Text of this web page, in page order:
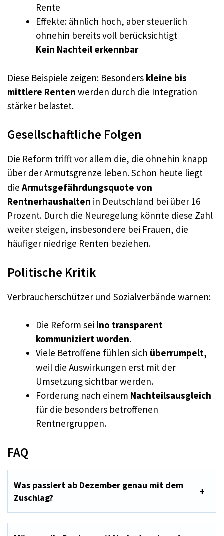
Rente
Effekte: ähnlich hoch, aber steuerlich
ohnehin bereits voll berücksichtigt
Kein Nachteil erkennbar
Diese Beispiele zeigen: Besonders kleine bis
mittlere Renten werden durch die Integration
stärker belastet.
Gesellschaftliche Folgen
Die Reform trifft vor allem die, die ohnehin knapp
über der Armutsgrenze leben. Schon heute liegt
die Armutsgefährdungsquote von
Rentnerhaushalten in Deutschland bei über 16
Prozent. Durch die Neuregelung könnte diese Zahl
weiter steigen, insbesondere bei Frauen, die
häufiger niedrige Renten beziehen.
Politische Kritik
Verbraucherschützer und Sozialverbände warnen:
Die Reform sei ino transparent
kommuniziert worden.
Viele Betroffene fühlen sich überrumpelt,
weil die Auswirkungen erst mit der
Umsetzung sichtbar werden.
Forderung nach einem Nachteilsausgleich
für die besonders betroffenen
Rentnergruppen.
FAQ
Was passiert ab Dezember genau mit dem
Zuschlag?